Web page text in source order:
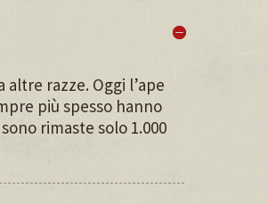
razze. Oggi l’ape
più spesso hanno
rimaste solo 1.000